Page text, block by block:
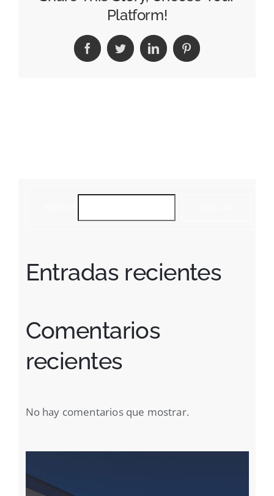
Platform!
FacebookTwitterLinkedInPinterest
Entradas recientes
Comentarios
recientes
No hay comentarios que mostrar.